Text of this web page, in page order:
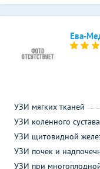
Ева-
УЗИ мягких тканей
УЗИ коленного сустава
УЗИ щитовидной
УЗИ почек и
УЗИ при